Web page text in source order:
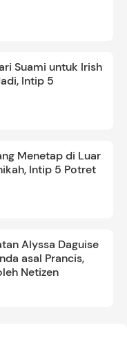
Suami untuk Irish
Intip 5
Menetap di Luar
Intip 5 Potret
Alyssa Daguise
asal Prancis,
Netizen